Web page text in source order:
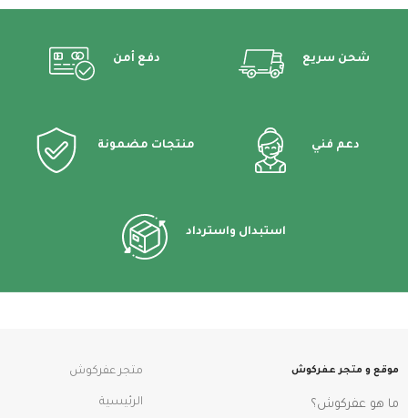
شحن سريع دفع أمن
دعم فني منتجات مضمونة
استبدال واسترداد
موقع و متجر عفركوش
ما هو عفركوش؟
متجر عفركوش
الرئيسية